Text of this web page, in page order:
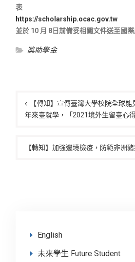
表
https://scholarship.ocac.gov.tw
並於 10 月 8日前備妥相關文件送至國際
獎助學金
章
導
【轉知】宣傳臺灣大學校院全球
年來臺就學，「2021境外生留臺心
【轉知】加強邊境檢疫，防範非洲
English
未來學生 Future Student